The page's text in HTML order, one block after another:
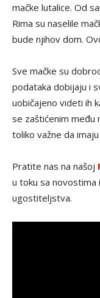
mačke lutalice. Od
Rima su naselile
bude njihov dom.
Sve mačke su
podataka dobijaju i
uobičajeno videti ih
se zaštićenim među
toliko važne da
Pratite nas na našoj
u toku sa novostima
ugostiteljstva.